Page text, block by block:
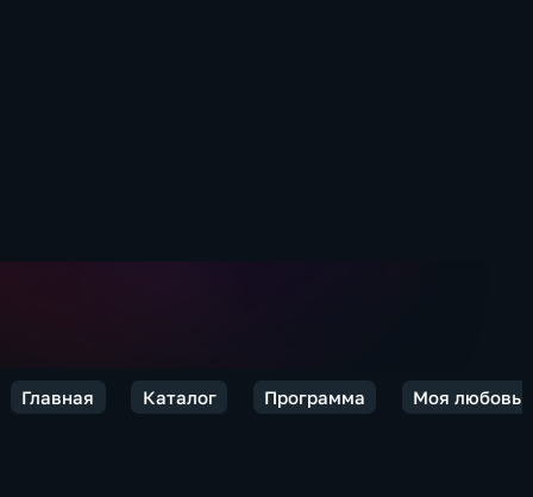
Главная Каталог Программа Моя любовь